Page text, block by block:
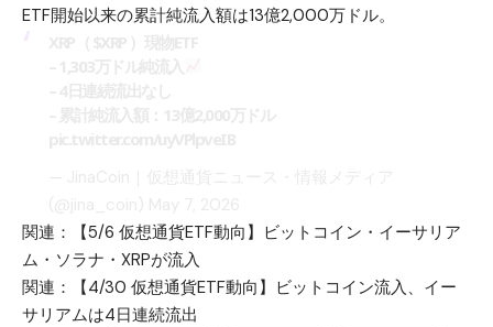
ETF開始以来の累計純流入額は13億2,000万ドル。
関連：
【5/6 仮想通貨ETF動向】ビットコイン・イーサリア
ム・ソラナ・XRPが流入
関連：
【4/30 仮想通貨ETF動向】ビットコイン流入、イー
サリアムは4日連続流出